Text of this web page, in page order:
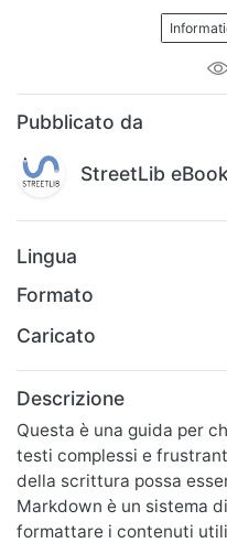
Pubblicato da
StreetLib
Lingua
Formato
Caricato
Descrizione
Questa è una guida per
testi complessi e
della scrittura possa
Markdown è un sistema
formattare i contenuti